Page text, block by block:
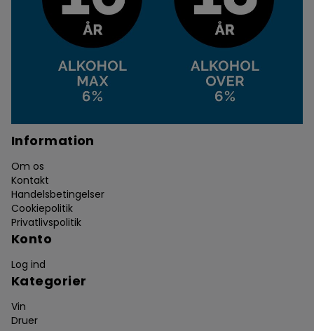
Information
Om os
Kontakt
Handelsbetingelser
Cookiepolitik
Privatlivspolitik
Konto
Log ind
Kategorier
Vin
Druer